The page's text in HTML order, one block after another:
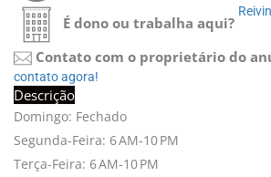
É dono ou trabalha aqui?
Contato com o proprietário do
contato agora!
Descrição
Domingo: Fechado
Segunda-Feira: 6 AM-10 PM
Terça-Feira: 6 AM-10 PM